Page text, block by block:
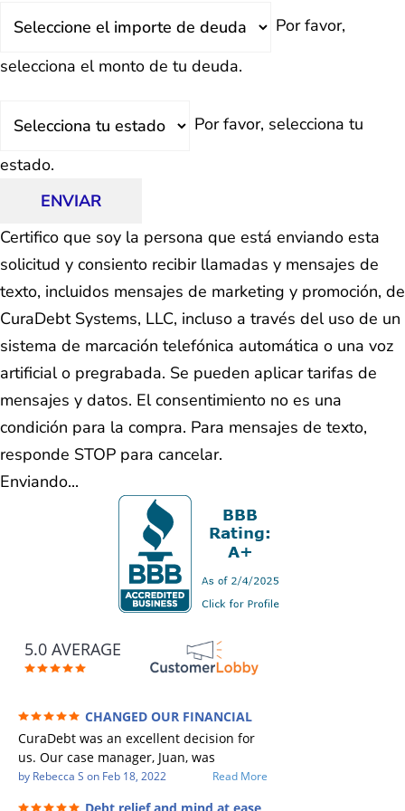
Por favor,
selecciona el monto de tu deuda.
Por favor, selecciona tu
estado.
ENVIAR
Certifico que soy la persona que está enviando esta
solicitud y consiento recibir llamadas y mensajes de
texto, incluidos mensajes de marketing y promoción, de
CuraDebt Systems, LLC, incluso a través del uso de un
sistema de marcación telefónica automática o una voz
artificial o pregrabada. Se pueden aplicar tarifas de
mensajes y datos. El consentimiento no es una
condición para la compra. Para mensajes de texto,
responde STOP para cancelar.
Enviando...
5.0 AVERAGE
CHANGED OUR FINANCIAL
FUTURE (credit 200 Points / 90 K in debt
GONE)
CuraDebt was an excellent decision for
us. Our case manager, Juan, was
incredible to work with. He and Julio
by Rebecca S on Feb 18, 2022 Read More